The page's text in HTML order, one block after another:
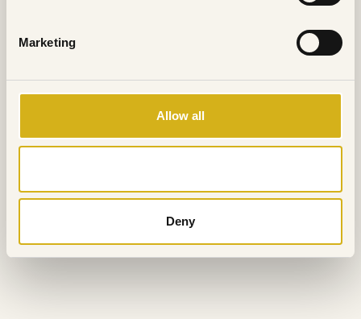
Marketing
Allow all
Deny